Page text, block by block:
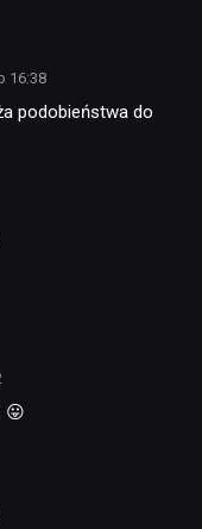
16:38
podobieństwa do
😛